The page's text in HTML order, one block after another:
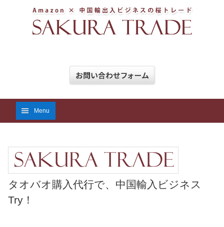
Menu
タオバオ購入代行で、中国輸入ビジネス
Try！